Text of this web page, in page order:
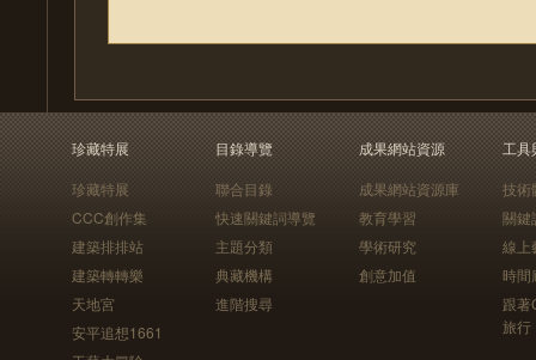
珍藏特展
珍藏特展
CCC創作集
建築排排站
建築轉轉樂
天地宮
安平追想1661
目錄導覽
聯合目錄
快速關鍵詞導覽
主題分類
典藏機構
進階搜尋
成果網站資源
成果網站資源庫
教育學習
學術研究
創意加值
工具
技術
關鍵
線上
時間
跟
旅行